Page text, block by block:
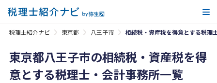
税理士紹介ナビ 東京都 八王子市 相続税・資産税を得意とする税理
東京都八王子市の相続税・資産税を得
意とする税理士・会計事務所一覧